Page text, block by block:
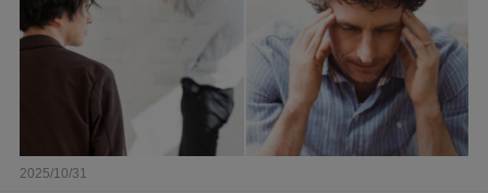
2025/10/31